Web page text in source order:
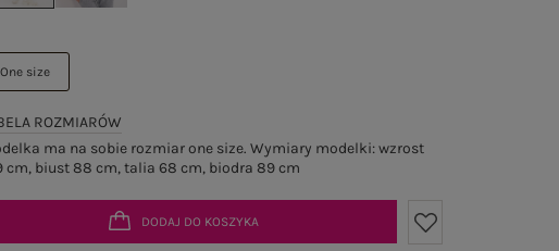
One size
ROZMIARÓW
ma na sobie rozmiar one size. Wymiary modelki: wzrost
cm, biust 88 cm, talia 68 cm, biodra 89 cm
DODAJ DO KOSZYKA